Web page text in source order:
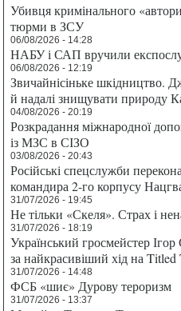
Убивця кримінального
тюрми в ЗСУ
06/08/2026 - 14:28
НАБУ і САП вручили
06/08/2026 - 12:19
Звичайнісіньке шкідництво.
й надалі знищувати природу
04/08/2026 - 20:19
Розкрадання міжнародної
із МЗС в СІЗО
03/08/2026 - 20:43
Російські спецслужби
командира 2-го корпусу
31/07/2026 - 19:45
Не тільки «Скеля». Страх і
31/07/2026 - 18:19
Український гросмейстер
за найкрасивіший хід на Titled
31/07/2026 - 14:48
ФСБ «шиє» Дурову тероризм
31/07/2026 - 13:37